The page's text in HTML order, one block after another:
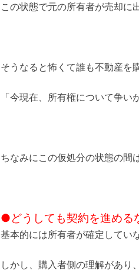
この状態で元の所有者が売却に
そうなると怖くて誰も不動産を
「今現在、所有権について争い
ちなみにこの仮処分の状態の間
●どうしても契約を進める
基本的には所有者が確定してい
しかし、購入者側の理解があり